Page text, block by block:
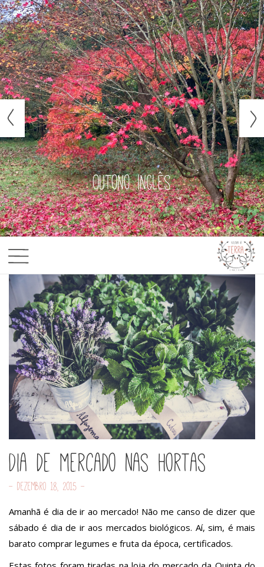
Outono inglês
Dia de mercado nas hortas
- Dezembro 18, 2015 -
Amanhã é dia de ir ao mercado! Não me canso de dizer que
sábado é dia de ir aos mercados biológicos. Aí, sim, é mais
barato comprar legumes e fruta da época, certificados.